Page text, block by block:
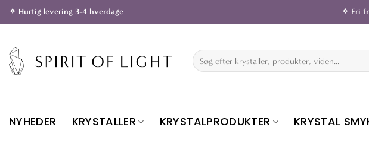
Fortsæt
til
✧ Hurtig levering 3-4 hverdage ✧ Fri
Søg
efter:
NYHEDER KRYSTALLER KRYSTALPRODUKTER KRYSTAL